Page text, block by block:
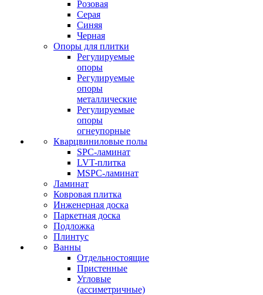
Розовая
Серая
Синяя
Черная
Опоры для плитки
Регулируемые
опоры
Регулируемые
опоры
металлические
Регулируемые
опоры
огнеупорные
Кварцвиниловые полы
SPC-ламинат
LVT-плитка
MSPC-ламинат
Ламинат
Ковровая плитка
Инженерная доска
Паркетная доска
Подложка
Плинтус
Ванны
Отдельностоящие
Пристенные
Угловые
(ассиметричные)